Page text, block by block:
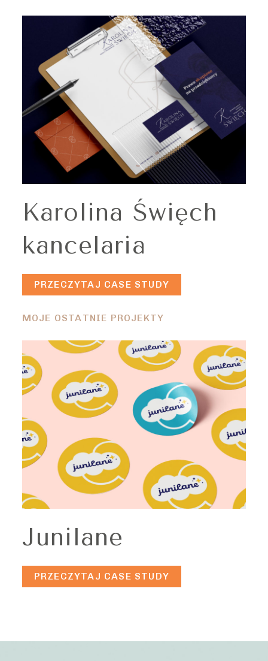
Karolina Święch
kancelaria
PRZECZYTAJ CASE STUDY
MOJE OSTATNIE PROJEKTY
Junilane
PRZECZYTAJ CASE STUDY